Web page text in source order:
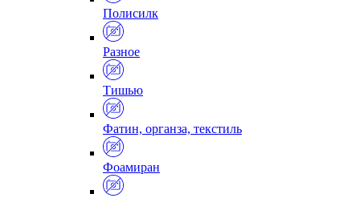
Полисилк
Разное
Тишью
Фатин, органза, текстиль
Фоамиран